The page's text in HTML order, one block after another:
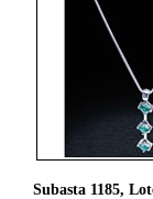
Subasta 1185,